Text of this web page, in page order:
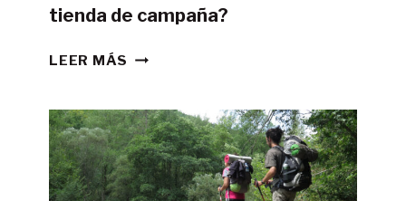
tienda de campaña?
LEER MÁS ¿ES
LA
GR11
CON
TIENDA